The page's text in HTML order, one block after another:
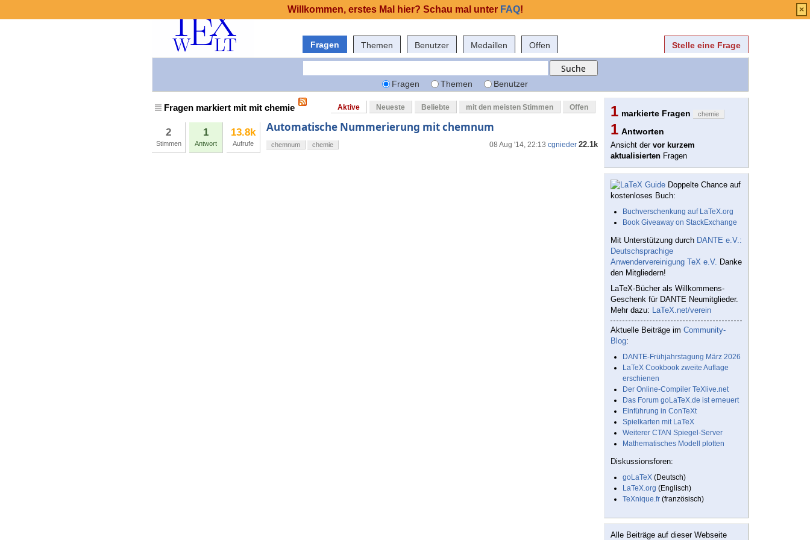
Fragen Themen Benutzer Medaillen Offen Stelle eine Frage
Fragen Themen Benutzer
Fragen markiert mit mit chemie Aktive Neueste Beliebte mit den meisten Stimmen Offen
2
Stimmen
1
Antwort
13.8k
Aufrufe
Automatische Nummerierung mit chemnum
08 Aug '14, 22:13 cgnieder 22.1k
chemnum chemie
1 markierte Fragen chemie
1 Antworten
Ansicht der vor kurzem
aktualisierten Fragen
Doppelte Chance auf
kostenloses Buch:
Buchverschenkung auf LaTeX.org
Book Giveaway on StackExchange
Mit Unterstützung durch DANTE e.V.:
Deutschsprachige
Anwendervereinigung TeX e.V. Danke
den Mitgliedern!
LaTeX-Bücher als Willkommens-
Geschenk für DANTE Neumitglieder.
Mehr dazu: LaTeX.net/verein
Aktuelle Beiträge im Community-
Blog:
DANTE-Frühjahrstagung März 2026
LaTeX Cookbook zweite Auflage
erschienen
Der Online-Compiler TeXlive.net
Das Forum goLaTeX.de ist erneuert
Einführung in ConTeXt
Spielkarten mit LaTeX
Weiterer CTAN Spiegel-Server
Mathematisches Modell plotten
Diskussionsforen:
goLaTeX (Deutsch)
LaTeX.org (Englisch)
TeXnique.fr (französisch)
Alle Beiträge auf dieser Webseite
Willkommen, erstes Mal hier? Schau mal unter FAQ! ×